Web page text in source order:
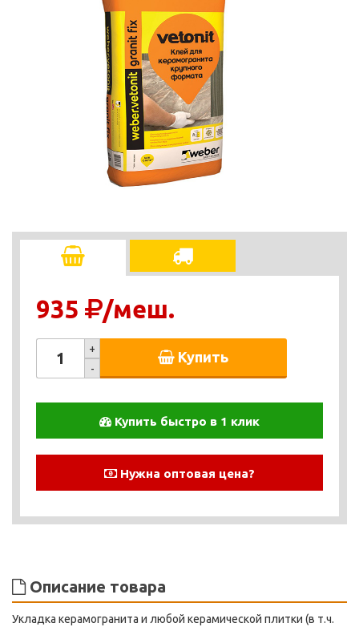
935 /меш.
+
-
Купить
Купить быстро в 1 клик
Нужна оптовая цена?
Описание товара
Укладка керамогранита и любой керамической плитки (в т.ч.